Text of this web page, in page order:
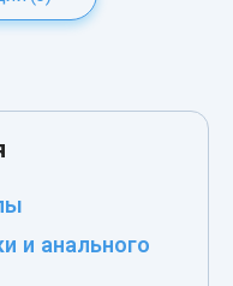
и анального